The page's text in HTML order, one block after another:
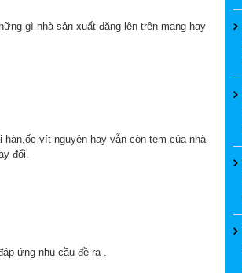
gì nhà sản xuất đăng lên trên mạng hay
vít nguyên hay vẫn còn tem của nhà
đổi.
ứng nhu cầu đề ra .